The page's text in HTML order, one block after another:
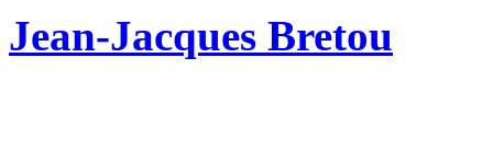
Jean-Jacques Bretou